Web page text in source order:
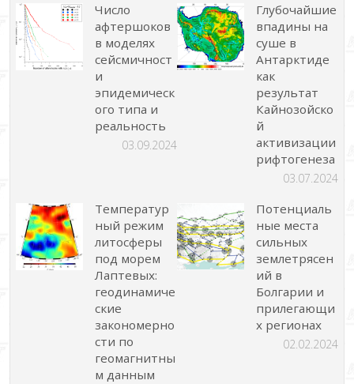
Число
афтершоков
в моделях
сейсмичност
и
эпидемическ
ого типа и
реальность
03.09.2024
Глубочайшие
впадины на
суше в
Антарктиде
как
результат
Кайнозойско
й
активизации
рифтогенеза
03.07.2024
Температур
ный режим
литосферы
под морем
Лаптевых:
геодинамиче
ские
закономерно
сти по
геомагнитны
м данным
Потенциаль
ные места
сильных
землетрясен
ий в
Болгарии и
прилегающи
х регионах
02.02.2024